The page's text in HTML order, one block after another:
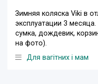
Зимняя коляска Viki в
эксплуатации 3
сумка, дождевик,
на фото).
Для вагітних і мам